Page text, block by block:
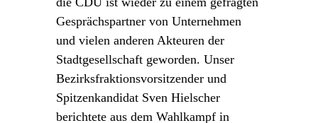
Gesprächspartner von Unternehmen
und vielen anderen Akteuren der
Stadtgesellschaft geworden. Unser
Bezirksfraktionsvorsitzender und
Spitzenkandidat Sven Hielscher
berichtete aus dem Wahlkampf in